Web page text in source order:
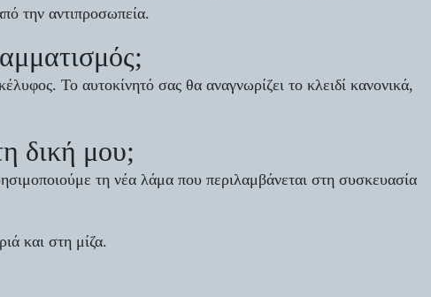
την αντιπροσωπεία.
Το αυτοκίνητό σας θα αναγνωρίζει το κλειδί κανονικά,
δική μου;
τη νέα λάμα που περιλαμβάνεται στη συσκευασία
και στη μίζα.